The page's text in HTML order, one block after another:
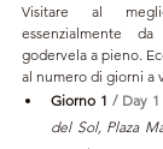
Visitare al
essenzialmente
godervela a pieno.
al numero di giorni a
Giorno 1 / Day 1
del Sol, Plaza